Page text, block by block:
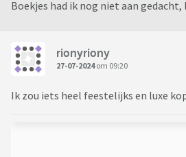
Boekjes had ik nog niet aan gedacht,
rionyriony
27-07-2024om 09:20
Ik zou iets heel feestelijks en luxe